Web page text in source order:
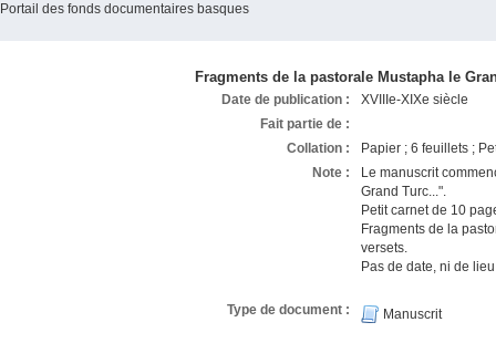
Portail des fonds documentaires basques
Fragments de la pastorale Mustapha le
Date de publication :
XVIIIe-XIXe siècle
Fait partie de :
Collation :
Papier ; 6 feuillets ;
Note :
Le manuscrit
Grand Turc...".
Petit carnet de 10
Fragments de la
versets.
Pas de date, ni de
Type de document : Manuscrit